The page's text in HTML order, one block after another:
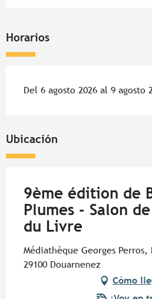
Horarios
Del 6 agosto 2026 al 9 agosto
Ubicación
9ème édition de
Plumes - Salon
du Livre
Médiathèque Georges
29100 Douarnenez
Cómo